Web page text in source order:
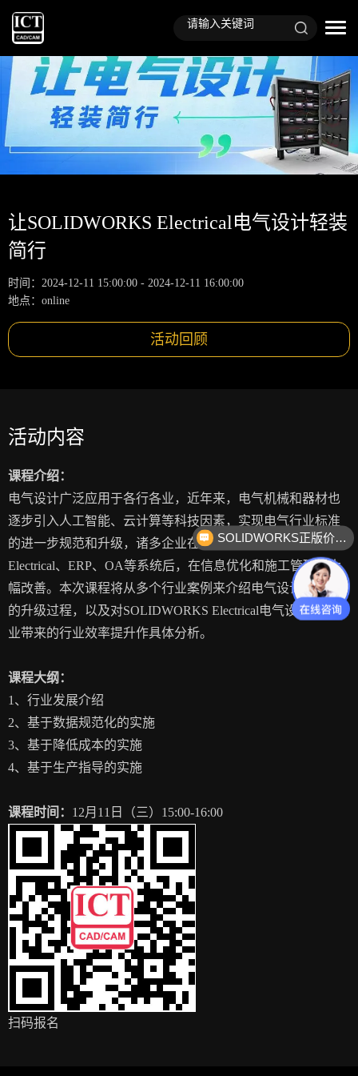
让SOLIDWORKS Electrical电气设计轻装
简行
时间：2024-12-11 15:00:00 - 2024-12-11 16:00:00
地点：online
活动回顾
活动内容
课程介绍：
电气设计广泛应用于各行各业，近年来，电气机械和器材也
逐步引入人工智能、云计算等科技因素，实现电气行业标准
的进一步规范和升级，诸多企业在引入SOLIDWORKS
Electrical、ERP、OA等系统后，在信息优化和施工管理上大
幅改善。本次课程将从多个行业案例来介绍电气设计近年来
的升级过程，以及对SOLIDWORKS Electrical电气设计对制造
业带来的行业效率提升作具体分析。
课程大纲：
1、行业发展介绍
2、基于数据规范化的实施
3、基于降低成本的实施
4、基于生产指导的实施
课程时间： 12月11日（三）15:00-16:00
扫码报名
SOLIDWORKS正版价格？